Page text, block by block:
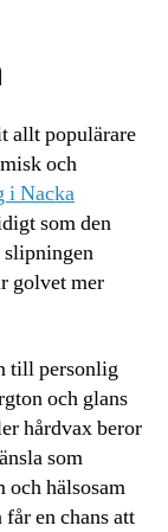
allt populärare
och
i Nacka
som den
golvet mer
till personlig
och glans
hårdvax beror
som
och hälsosam
en chans att